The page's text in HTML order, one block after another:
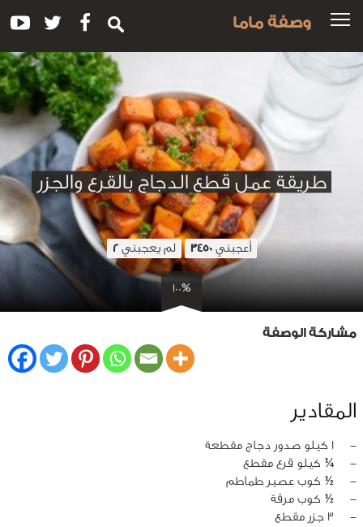
وصفة ماما
طريقة عمل قطع الدجاج بالقرع والجزر
أعجبني3450 لم يعجبني2
100%
مشاركة الوصفة
المقادير
‏-
1 كيلو صدور دجاج مقطعة
‏-
¼ كيلو قرع مقطع
‏-
½ كوب عصير طماطم
‏-
½ كوب مرقة
‏-
3 جزر مقطع